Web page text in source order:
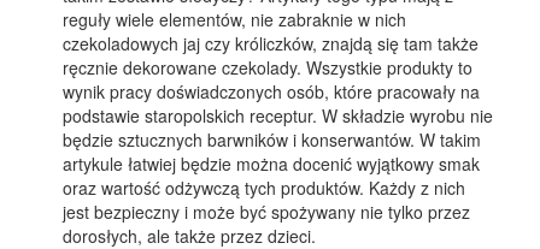
reguły wiele elementów, nie zabraknie w nich
czekoladowych jaj czy króliczków, znajdą się tam także
ręcznie dekorowane czekolady. Wszystkie produkty to
wynik pracy doświadczonych osób, które pracowały na
podstawie staropolskich receptur. W składzie wyrobu nie
będzie sztucznych barwników i konserwantów. W takim
artykule łatwiej będzie można docenić wyjątkowy smak
oraz wartość odżywczą tych produktów. Każdy z nich
jest bezpieczny i może być spożywany nie tylko przez
dorosłych, ale także przez dzieci.